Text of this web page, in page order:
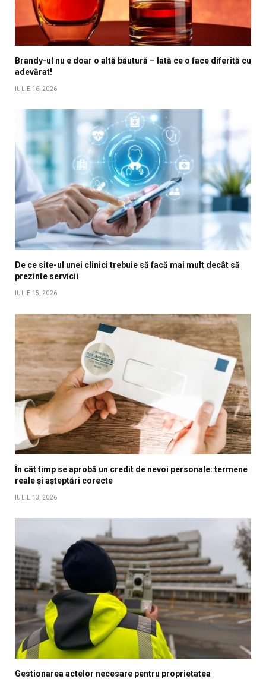
Brandy-ul nu e doar o altă băutură – Iată ce o face diferită cu
adevărat!
IULIE 16, 2026
De ce site-ul unei clinici trebuie să facă mai mult decât să
prezinte servicii
IULIE 15, 2026
În cât timp se aprobă un credit de nevoi personale: termene
reale și așteptări corecte
IULIE 13, 2026
Gestionarea actelor necesare pentru proprietatea